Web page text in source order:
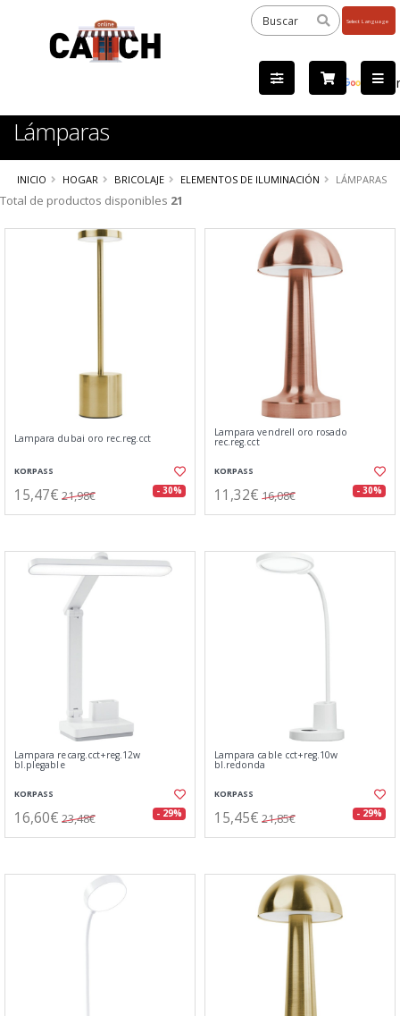
by
Lámparas
INICIO HOGAR BRICOLAJE ELEMENTOS DE ILUMINACIÓN LÁMPARAS
Total de productos disponibles 21
Lampara dubai oro rec.reg.cct
KORPASS
15,47€ 21,98€ - 30%
Lampara vendrell oro rosado
rec.reg.cct
KORPASS
11,32€ 16,08€ - 30%
Lampara recarg.cct+reg.12w
bl.plegable
KORPASS
16,60€ 23,48€ - 29%
Lampara cable cct+reg.10w
bl.redonda
KORPASS
15,45€ 21,85€ - 29%